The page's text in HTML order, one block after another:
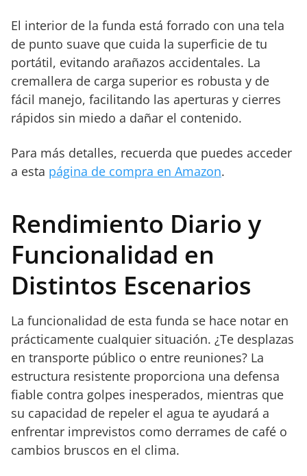
El interior de la funda está forrado con una tela
de punto suave que cuida la superficie de tu
portátil, evitando arañazos accidentales. La
cremallera de carga superior es robusta y de
fácil manejo, facilitando las aperturas y cierres
rápidos sin miedo a dañar el contenido.
Para más detalles, recuerda que puedes acceder
a esta página de compra en Amazon.
Rendimiento Diario y
Funcionalidad en
Distintos Escenarios
La funcionalidad de esta funda se hace notar en
prácticamente cualquier situación. ¿Te desplazas
en transporte público o entre reuniones? La
estructura resistente proporciona una defensa
fiable contra golpes inesperados, mientras que
su capacidad de repeler el agua te ayudará a
enfrentar imprevistos como derrames de café o
cambios bruscos en el clima.